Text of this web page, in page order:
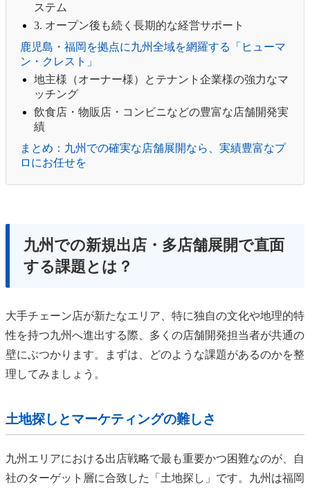
ステム
3. オープン後も続く長期的な経営サポート
鹿児島・福岡を拠点に九州全域を網羅する「ヒューマ
ン・クレスト」
地主様（オーナー様）とテナント企業様の強力なマ
ッチング
飲食店・物販店・コンビニなどの豊富な店舗開発実
績
まとめ：九州での確実な店舗展開なら、実績豊富なプ
ロにお任せを
九州での新規出店・多店舗展開で直面
する課題とは？
大手チェーン店が新たなエリア、特に独自の文化や地理的特
性を持つ九州へ進出する際、多くの店舗開発担当者が共通の
壁にぶつかります。まずは、どのような課題があるのかを整
理してみましょう。
土地探しとマーケティングの難しさ
九州エリアにおける出店戦略で最も重要かつ困難なのが、自
社のターゲット層に合致した「土地探し」です。九州は福岡